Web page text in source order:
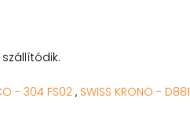
- 304 FS02, SWISS KRONO - D881